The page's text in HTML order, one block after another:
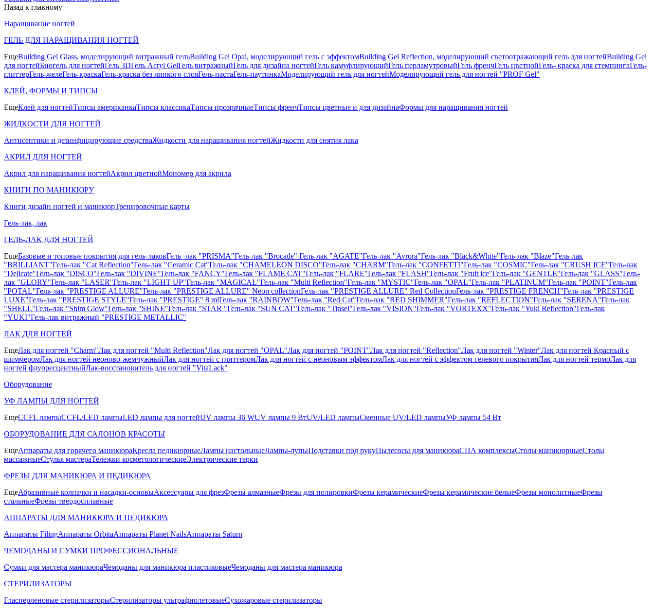
Назад к главному
Наращивание ногтей
ГЕЛЬ ДЛЯ НАРАЩИВАНИЯ НОГТЕЙ
ЕщеBuilding Gel Glass, моделирующий витражный гельBuilding Gel Opal, моделирующий гель с эффектомBuilding Gel Reflection, моделирующий светоотражающий гель для ногтейBuilding Gel
для ногтейБиогель для ногтейГель 3DГель Acryl GelГель витражныйГель для дизайна ногтейГель камуфлирующийГель перламутровыйГель френчГель цветнойГель- краска для стемпингаГель-
глиттерГель-желеГель-краскаГель-краска без липкого слояГель-пастаГель-паутинкаМоделирующий гель для ногтейМоделирующий гель для ногтей "PROF Gel"
КЛЕЙ, ФОРМЫ И ТИПСЫ
ЕщеКлей для ногтейТипсы американкаТипсы классикаТипсы прозрачныеТипсы френчТипсы цветные и для дизайнаФормы для наращивания ногтей
ЖИДКОСТИ ДЛЯ НОГТЕЙ
Антисептики и дезинфицирующие средстваЖидкости для наращивания ногтейЖидкости для снятия лака
АКРИЛ ДЛЯ НОГТЕЙ
Акрил для наращивания ногтейАкрил цветнойМономер для акрила
КНИГИ ПО МАНИКЮРУ
Книги дизайн ногтей и маникюрТренировочные карты
Гель-лак, лак
ГЕЛЬ-ЛАК ДЛЯ НОГТЕЙ
ЕщеБазовые и топовые покрытия для гель-лаковГель -лак "PRISMA"Гель-лак "Brocade" Гель-лак "AGATE"Гель-лак "Avrora"Гель-лак "Black&White"Гель-лак "Blaze"Гель-лак
"BRILLIANT"Гель-лак "Cat Reflection"Гель-лак "Ceramic Cat"Гель-лак "CHAMELEON DISCO"Гель-лак "CHARM"Гель-лак "CONFETTI"Гель-лак "COSMIC"Гель-лак "CRUSH ICE"Гель-лак
"Delicate"Гель-лак "DISCO"Гель-лак "DIVINE"Гель-лак "FANCY"Гель-лак "FLAME CAT"Гель-лак "FLARE"Гель-лак "FLASH"Гель-лак "Fruit ice"Гель-лак "GENTLE"Гель-лак "GLASS"Гель-
лак "GLORY"Гель-лак "LASER"Гель-лак "LIGHT UP"Гель-лак "MAGICAL"Гель-лак "Multi Reflection"Гель-лак "MYSTIC"Гель-лак "OPAL"Гель-лак "PLATINUM"Гель-лак "POINT"Гель-лак
"POTAL"Гель-лак "PRESTIGE ALLURE"Гель-лак "PRESTIGE ALLURE" Neon collectionГель-лак "PRESTIGE ALLURE" Red CollectionГель-лак "PRESTIGE FRENCH"Гель-лак "PRESTIGE
LUXE"Гель-лак "PRESTIGE STYLE"Гель-лак "PRESTIGE" 8 mlГель-лак "RAINBOW"Гель-лак "Red Cat"Гель-лак "RED SHIMMER"Гель-лак "REFLECTION"Гель-лак "SERENA"Гель-лак
"SHELL"Гель-лак "Shim Glow"Гель-лак "SHINE"Гель-лак "STAR "Гель-лак "SUN CAT"Гель-лак "Tinsel"Гель-лак "VISION"Гель-лак "VORTEXX"Гель-лак "Yuki Reflection"Гель-лак
"YUKI"Гель-лак витражный "PRESTIGE METALLIC"
ЛАК ДЛЯ НОГТЕЙ
ЕщеЛак для ногтей "Charm"Лак для ногтей "Multi Reflection"Лак для ногтей "OPAL"Лак для ногтей "POINT"Лак для ногтей "Reflection"Лак для ногтей "Winter"Лак для ногтей Красный с
шиммеромЛак для ногтей неоново-жемчужныйЛак для ногтей с глиттеромЛак для ногтей с неоновым эффектомЛак для ногтей с эффектом гелевого покрытияЛак для ногтей термоЛак для
ногтей флуоресцентныйЛак-восстановитель для ногтей "VitaLack"
Оборудование
УФ ЛАМПЫ ДЛЯ НОГТЕЙ
ЕщеCCFL лампыCCFL/LED лампыLED лампы для ногтейUV лампы 36 WUV лампы 9 ВтUV/LED лампыСменные UV/LED лампыУФ лампы 54 Вт
ОБОРУДОВАНИЕ ДЛЯ САЛОНОВ КРАСОТЫ
ЕщеАппараты для горячего маникюраКресла педикюрныеЛампы настольныеЛампы-лупыПодставки под рукуПылесосы для маникюраСПА комплексыСтолы маникюрныеСтолы
массажныеСтулья мастераТележки косметологическиеЭлектрические терки
ФРЕЗЫ ДЛЯ МАНИКЮРА И ПЕДИКЮРА
ЕщеАбразивные колпачки и насадки-основыАксессуары для фрезФрезы алмазныеФрезы для полировкиФрезы керамическиеФрезы керамические белыеФрезы монолитныеФрезы
стальныеФрезы твердосплавные
АППАРАТЫ ДЛЯ МАНИКЮРА И ПЕДИКЮРА
Аппараты FilingАппараты OrbitaАппараты Planet NailsАппараты Saturn
ЧЕМОДАНЫ И СУМКИ ПРОФЕССИОНАЛЬНЫЕ
Сумки для мастера маникюраЧемоданы для маникюра пластиковыеЧемоданы для мастера маникюра
СТЕРИЛИЗАТОРЫ
Гласперленовые стерилизаторыСтерилизаторы ультрафиолетовыеСухожаровые стерилизаторы